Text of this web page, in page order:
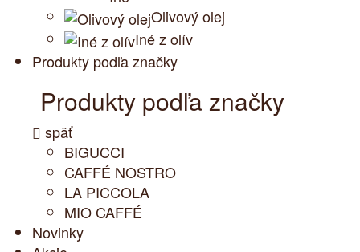
Olivový olej
Iné z olív
Produkty podľa značky
Produkty podľa značky
späť
BIGUCCI
CAFFÉ NOSTRO
LA PICCOLA
MIO CAFFÉ
Novinky